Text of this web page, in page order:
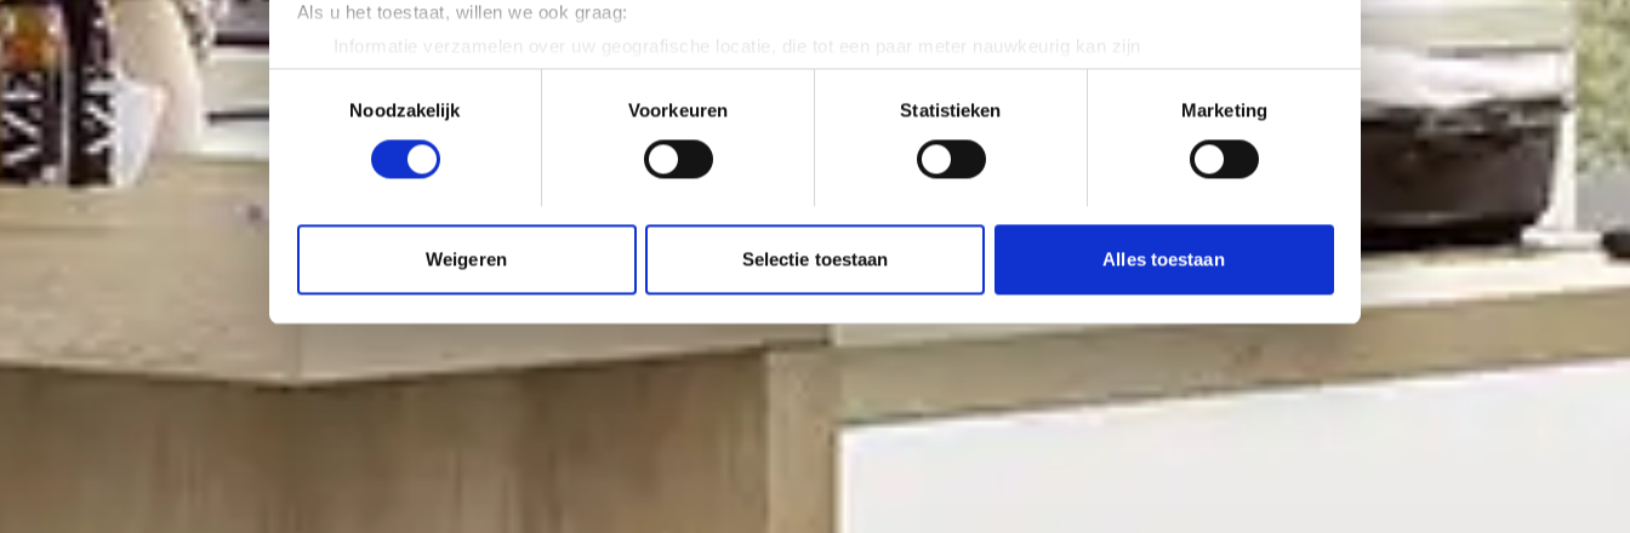
Als u het toestaat, willen we ook graag:
Informatie verzamelen over uw geografische locatie, die tot een paar meter nauwkeurig kan zijn
Uw apparaat identificeren door het actief te scannen op specifieke eigenschappen (fingerprinting)
Lees meer over hoe uw persoonlijke gegevens worden verwerkt en stel uw voorkeuren in het
detailgedeeltein. U kunt uw
toestemming op elk moment wijzigen of intrekken in de Cookieverklaring.
websiteverkeer te analyseren. Ook delen we informatie over uw gebruik van onze site met onze partners voor social
media, adverteren en analyse. Deze partners kunnen deze gegevens combineren met andere informatie die u aan ze heeft
Noodzakelijk
Voorkeuren Statistieken Marketing
Weigeren Selectie toestaan Alles toestaan